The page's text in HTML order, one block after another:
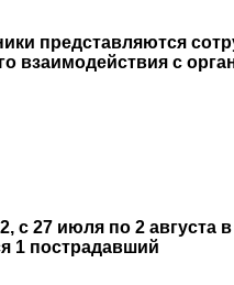
представляются
взаимодействия с
с 27 июля по 2 августа
1 пострадавший